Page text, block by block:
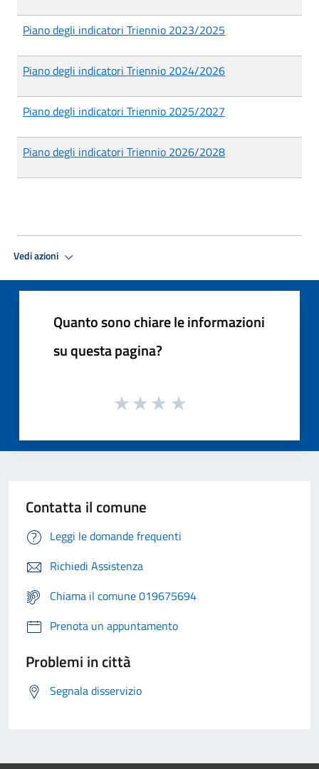
Piano degli indicatori Triennio 2023/2025
Piano degli indicatori Triennio 2024/2026
Piano degli indicatori Triennio 2025/2027
Piano degli indicatori Triennio 2026/2028
Vedi azioni
Quanto sono chiare le informazioni
su questa pagina?
Contatta il comune
Leggi le domande frequenti
Richiedi Assistenza
Chiama il comune 019675694
Prenota un appuntamento
Problemi in città
Segnala disservizio